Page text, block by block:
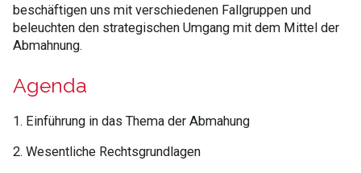
beschäftigen uns mit verschiedenen Fallgruppen und
beleuchten den strategischen Umgang mit dem Mittel der
Abmahnung.
Agenda
1. Einführung in das Thema der Abmahung
2. Wesentliche Rechtsgrundlagen